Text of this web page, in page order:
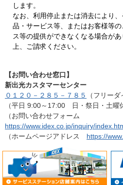
します。
なお、利用停止または消去により
品・サービス等、またはお客様等
ス等の提供ができなくなる場合が
上、ご請求ください。
【お問い合わせ窓口】
新出光カスタマーセンター
０１２０－２８５－７８５
（フリーダ
（平日 9:00～17:00 日・祭日・土曜
（お問い合わせフォーム
https://www.idex.co.jp/inquiry/
（ホームページアドレス https://